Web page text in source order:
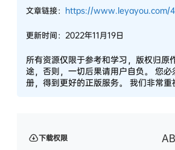
文章链接： https://www.leyayou.com/
更新时间：2022年11月19日
所有资源仅限于参考和学习，版权归
途，否则，一切后果请用户自负。 您
册，得到更好的正版服务。 我们非常
下载权限